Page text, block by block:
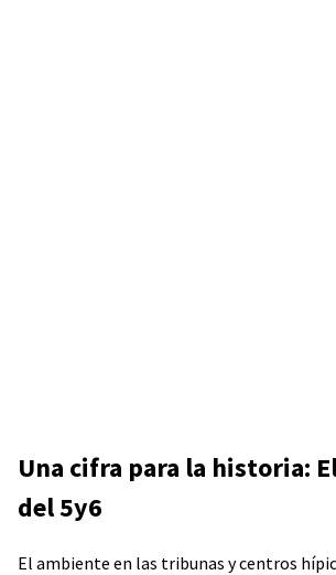
Una cifra para la historia:
del 5y6
El ambiente en las tribunas y centros